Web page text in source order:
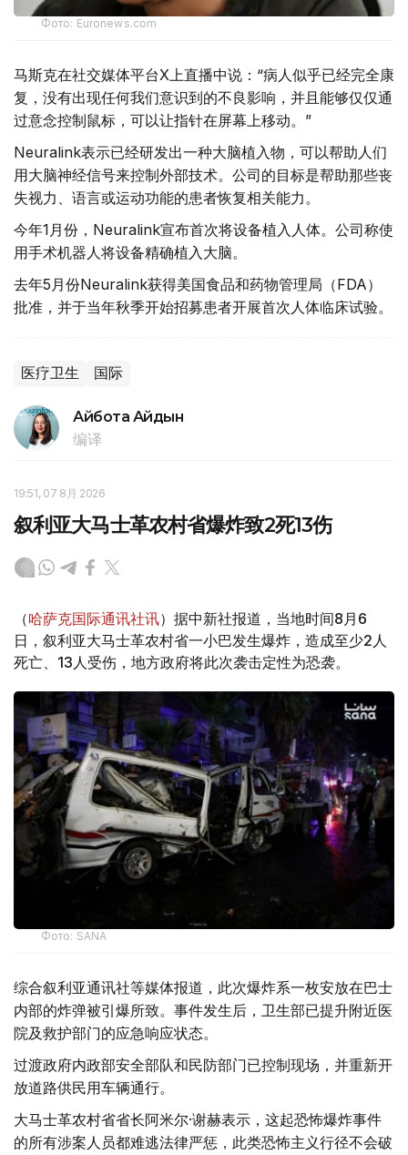
Фото: Euronews.com
马斯克在社交媒体平台X上直播中说：“病人似乎已经完全康
复，没有出现任何我们意识到的不良影响，并且能够仅仅通
过意念控制鼠标，可以让指针在屏幕上移动。”
Neuralink表示已经研发出一种大脑植入物，可以帮助人们
用大脑神经信号来控制外部技术。公司的目标是帮助那些丧
失视力、语言或运动功能的患者恢复相关能力。
今年1月份，Neuralink宣布首次将设备植入人体。公司称使
用手术机器人将设备精确植入大脑。
去年5月份Neuralink获得美国食品和药物管理局（FDA）
批准，并于当年秋季开始招募患者开展首次人体临床试验。
医疗卫生 国际
Айбота Айдын
编译
19:51, 07 8月 2026
叙利亚大马士革农村省爆炸致2死13伤
（哈萨克国际通讯社讯）据中新社报道，当地时间8月6
日，叙利亚大马士革农村省一小巴发生爆炸，造成至少2人
死亡、13人受伤，地方政府将此次袭击定性为恐袭。
Фото: SANA
综合叙利亚通讯社等媒体报道，此次爆炸系一枚安放在巴士
内部的炸弹被引爆所致。事件发生后，卫生部已提升附近医
院及救护部门的应急响应状态。
过渡政府内政部安全部队和民防部门已控制现场，并重新开
放道路供民用车辆通行。
大马士革农村省省长阿米尔·谢赫表示，这起恐怖爆炸事件
的所有涉案人员都难逃法律严惩，此类恐怖主义行径不会破